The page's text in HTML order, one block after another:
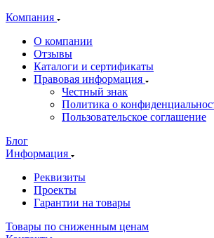
Компания
О компании
Отзывы
Каталоги и сертификаты
Правовая информация
Честный знак
Политика о
Пользовательское соглашение
Блог
Информация
Реквизиты
Проекты
Гарантии на товары
Товары по сниженным ценам